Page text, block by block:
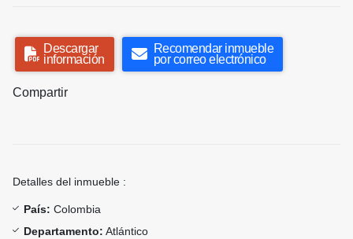
Descargar
información
Recomendar inmueble
por correo electrónico
Compartir
Detalles del inmueble :
País: Colombia
Departamento: Atlántico